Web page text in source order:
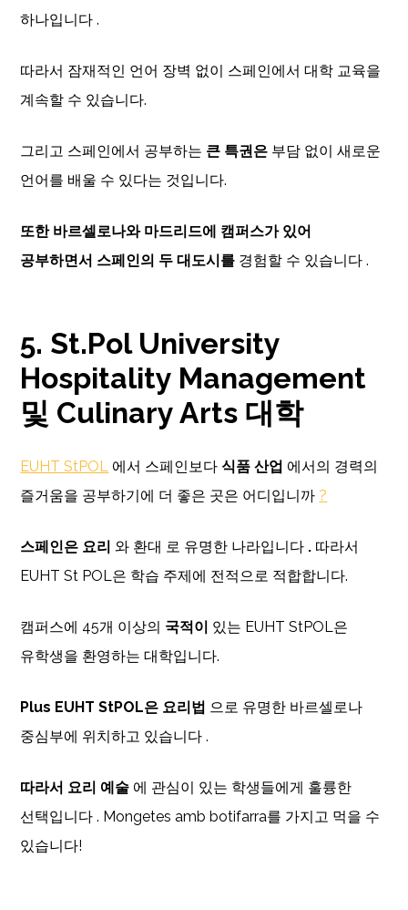
하나입니다 .
따라서 잠재적인 언어 장벽 없이 스페인에서 대학 교육을
계속할 수 있습니다.
그리고 스페인에서 공부하는 큰 특권은 부담 없이 새로운
언어를 배울 수 있다는 것입니다.
또한 바르셀로나와 마드리드에 캠퍼스가 있어
공부하면서 스페인의 두 대도시를 경험할 수 있습니다 .
5. St.Pol University
Hospitality Management
및 Culinary Arts 대학
EUHT StPOL 에서 스페인보다식품 산업 에서의 경력의
즐거움을 공부하기에 더 좋은 곳은 어디입니까 ?
스페인은 요리 와 환대 로 유명한 나라입니다 . 따라서
EUHT St POL은 학습 주제에 전적으로 적합합니다.
캠퍼스에 45개 이상의 국적이 있는 EUHT StPOL은
유학생을 환영하는 대학입니다.
Plus EUHT StPOL은 요리법 으로 유명한 바르셀로나
중심부에 위치하고 있습니다 .
따라서 요리 예술 에 관심이 있는 학생들에게 훌륭한
선택입니다 . Mongetes amb botifarra를 가지고 먹을 수
있습니다!